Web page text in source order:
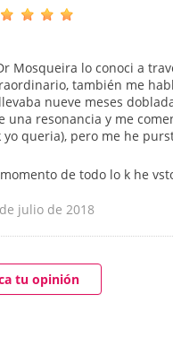
Mosqueira lo conoci a
también me
nueve meses
una resonancia y me
yo queria), pero me he
de todo lo k he
julio de 2018
tu opinión